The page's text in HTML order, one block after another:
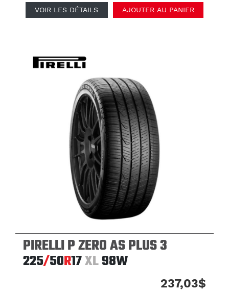
VOIR LES DÉTAILS AJOUTER AU PANIER
PIRELLI P ZERO AS PLUS 3
225/50R17XL98W
237,03$